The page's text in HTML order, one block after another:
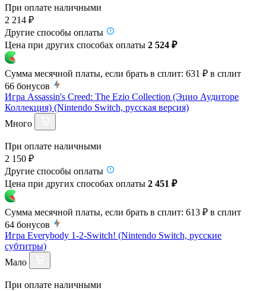
При оплате наличными
2 214 ₽
Другие способы оплаты
Цена при других способах оплаты 2 524 ₽
Сумма месячной платы, если брать в сплит: 631 ₽ в сплит
66 бонусов
Игра Assassin's Creed: The Ezio Collection (Эцио Аудиторе
Коллекция) (Nintendo Switch, русская версия)
Много
При оплате наличными
2 150 ₽
Другие способы оплаты
Цена при других способах оплаты 2 451 ₽
Сумма месячной платы, если брать в сплит: 613 ₽ в сплит
64 бонусов
Игра Everybody 1-2-Switch! (Nintendo Switch, русские
субтитры)
Мало
При оплате наличными